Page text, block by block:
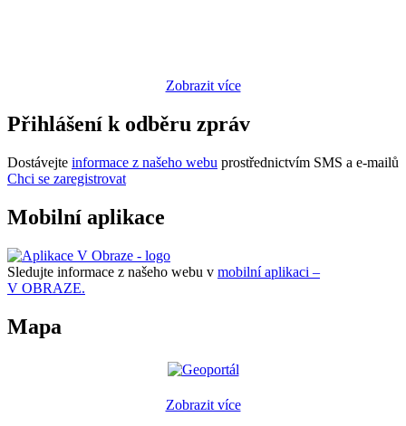
Zobrazit více
Přihlášení k odběru zpráv
Dostávejte informace z našeho webu prostřednictvím SMS a e-mailů
Chci se zaregistrovat
Mobilní aplikace
Sledujte informace z našeho webu v mobilní aplikaci –
V OBRAZE.
Mapa
Zobrazit více